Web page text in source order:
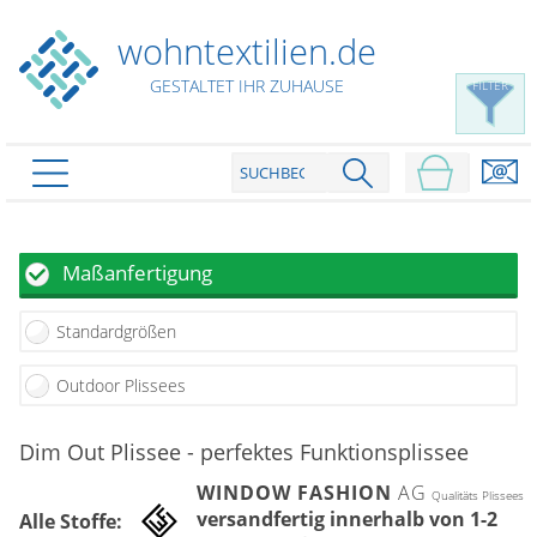
PRODUKTE
Plissee
Wabenplissees
Sonnenschutzplissees
Outdoor-Plissees
gemusterte Plissees
Rollo
Klemmrollo
Faltrollo / Raffgardinen
Flächenvorhang
Flächenvorhang nach Maß
Scheibengardinen
wohntextilien.de
GESTALTET IHR ZUHAUSE
Maßanfertigung
Standardgrößen
Outdoor Plissees
FILTER
Dim Out Plissee - perfektes Funktionsplissee
Alle Stoffe:
WINDOW FASHION AG Qualitäts Plissees
versandfertig innerhalb von 1-2